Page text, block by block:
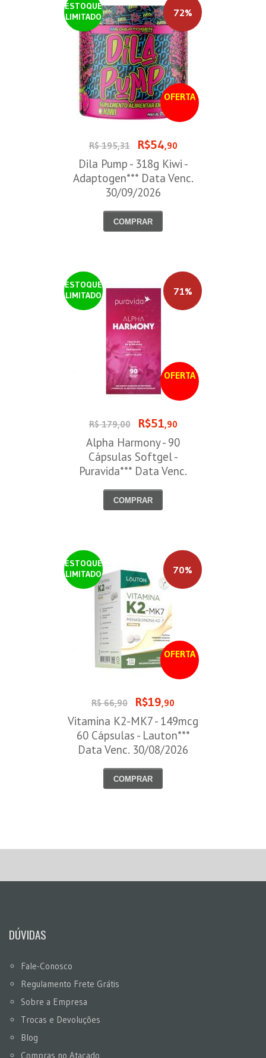
ESTOQUE
LIMITADO
OFERTA
72%
R$ 195,31 R$54,90
Dila Pump - 318g Kiwi -
Adaptogen*** Data Venc.
30/09/2026
COMPRAR
ESTOQUE
LIMITADO
OFERTA
71%
R$ 179,00 R$51,90
Alpha Harmony - 90
Cápsulas Softgel -
Puravida*** Data Venc.
COMPRAR
ESTOQUE
LIMITADO
OFERTA
70%
R$ 66,90 R$19,90
Vitamina K2-MK7 - 149mcg
60 Cápsulas - Lauton***
Data Venc. 30/08/2026
COMPRAR
DÚVIDAS
Fale-Conosco
Regulamento Frete Grátis
Sobre a Empresa
Trocas e Devoluções
Blog
Compras no Atacado